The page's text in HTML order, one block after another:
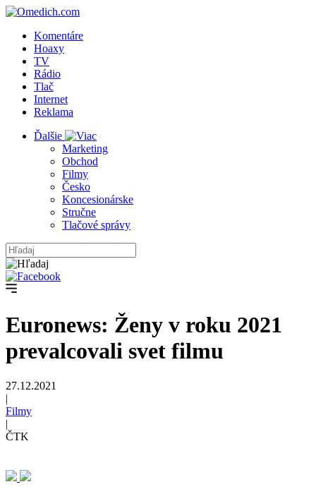
Komentáre
Hoaxy
TV
Rádio
Tlač
Internet
Reklama
Ďalšie
Marketing
Obchod
Filmy
Česko
Koncesionárske
Stručne
Tlačové správy
Euronews: Ženy v roku 2021
prevalcovali svet filmu
27.12.2021
|
Filmy
|
ČTK